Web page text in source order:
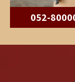
052-